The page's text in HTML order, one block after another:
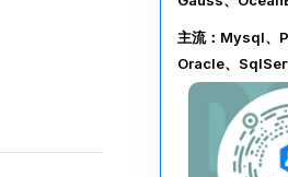
主流：Mysql、
Oracle、